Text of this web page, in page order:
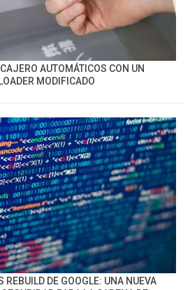
AUTOMÁTICOS CON UN
MODIFICADO
REBUILD DE GOOGLE: UNA NUEVA